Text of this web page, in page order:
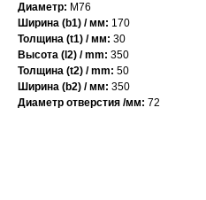
Диаметр: M76
Ширина (b1) / мм: 170
Толщина (t1) / мм: 30
Высота (l2) / mm: 350
Толщина (t2) / mm: 50
Ширина (b2) / мм: 350
Диаметр отверстия /мм: 72